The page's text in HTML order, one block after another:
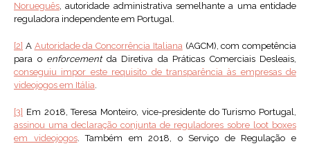
Norueguês, autoridade administrativa semelhante a uma entidade
reguladora independente em Portugal.
[2] A Autoridade da Concorrência Italiana(AGCM), com competência
para o enforcementda Diretiva da Práticas Comerciais Desleais,
conseguiu impor este requisito de transparência às empresas de
videojogos em Itália.
[3] Em 2018, Teresa Monteiro, vice-presidente do Turismo Portugal,
assinou uma declaração conjunta de reguladores sobre loot boxes
em videojogos. Também em 2018, o Serviço de Regulação e